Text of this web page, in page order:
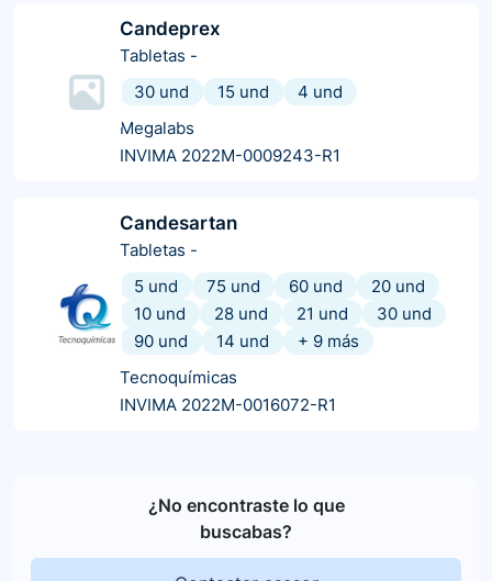
Candeprex
Tabletas -
30 und
15 und
4 und
Megalabs
INVIMA 2022M-0009243-R1
Candesartan
Tabletas -
5 und
75 und 60 und
20 und
10 und
28 und 21 und
30 und
90 und
14 und + 9 más
Tecnoquímicas
INVIMA 2022M-0016072-R1
¿No encontraste lo que
buscabas?